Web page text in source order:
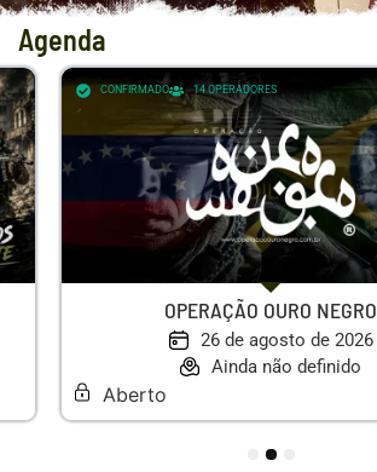
Agenda
CONFIRMADO 14OPERADORES
OPERAÇÃO OURO NEGRO
26 de agosto de 2026
Ainda não definido
Aberto